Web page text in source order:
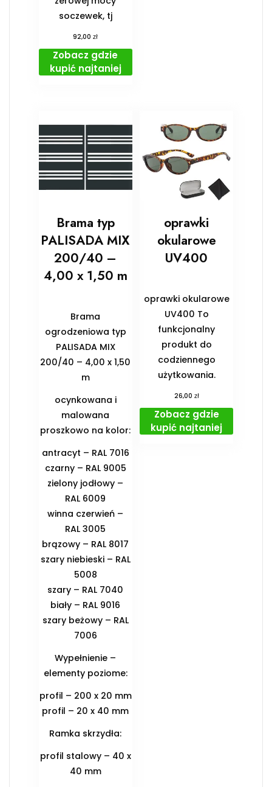
soczewek, tj
92,00zł
Zobacz gdzie
kupić najtaniej
Brama typ
PALISADA MIX
200/40 –
4,00 x 1,50 m
Brama
ogrodzeniowa typ
PALISADA MIX
200/40 – 4,00 x 1,50
m
ocynkowana i
malowana
proszkowo na kolor:
antracyt – RAL 7016
czarny – RAL 9005
zielony jodłowy –
RAL 6009
winna czerwień –
RAL 3005
brązowy – RAL 8017
szary niebieski – RAL
5008
szary – RAL 7040
biały – RAL 9016
szary beżowy – RAL
7006
Wypełnienie –
elementy poziome:
profil – 200 x 20 mm
profil – 20 x 40 mm
Ramka skrzydła:
profil stalowy – 40 x
40 mm
oprawki
okularowe
UV400
oprawki okularowe
UV400 To
funkcjonalny
produkt do
codziennego
użytkowania.
26,00 zł
Zobacz gdzie
kupić najtaniej